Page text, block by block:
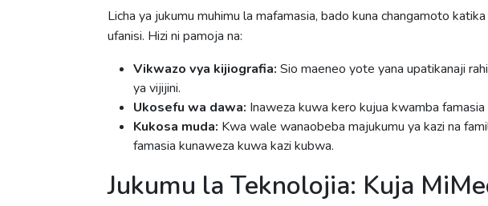
Licha ya jukumu muhimu la mafamasia, bado kuna changamoto
ufanisi. Hizi ni pamoja na:
Vikwazo vya kijiografia: Sio maeneo yote yana upatikanaji
ya vijijini.
Ukosefu wa dawa: Inaweza kuwa kero kujua kwamba
Kukosa muda: Kwa wale wanaobeba majukumu ya kazi na
famasia kunaweza kuwa kazi kubwa.
Jukumu la Teknolojia: Kuja